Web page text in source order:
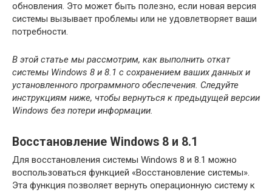
обновления. Это может быть полезно, если новая версия
системы вызывает проблемы или не удовлетворяет ваши
потребности.
В этой статье мы рассмотрим, как выполнить откат
системы Windows 8 и 8.1 с сохранением ваших данных и
установленного программного обеспечения. Следуйте
инструкциям ниже, чтобы вернуться к предыдущей версии
Windows без потери информации.
Восстановление Windows 8 и 8.1
Для восстановления системы Windows 8 и 8.1 можно
воспользоваться функцией «Восстановление системы».
Эта функция позволяет вернуть операционную систему к